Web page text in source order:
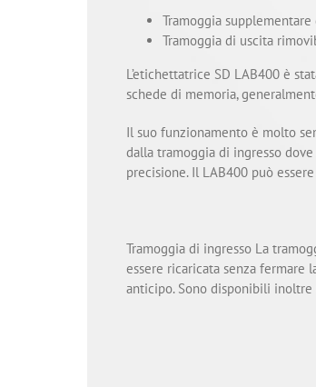
Tramoggia
Tramoggia di uscita
L’etichettatrice SD LAB400 è
schede di memoria,
Il suo funzionamento è molto
dalla tramoggia di ingresso
precisione. Il LAB400 può
Tramoggia di ingresso La
essere ricaricata senza fermare
anticipo. Sono disponibili